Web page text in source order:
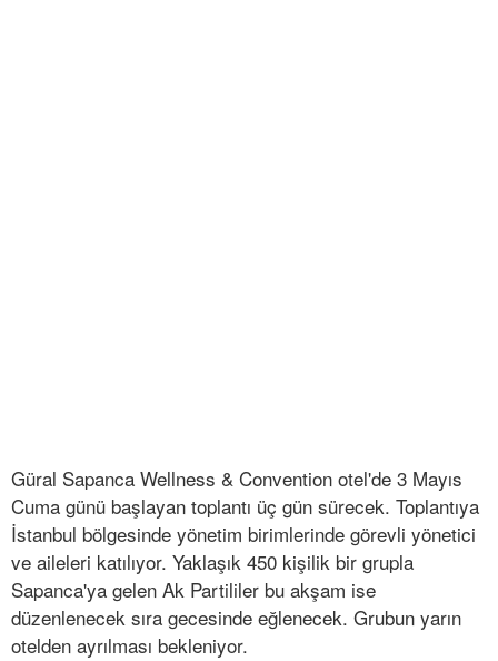
Güral Sapanca Wellness & Convention otel'de 3 Mayıs
Cuma günü başlayan toplantı üç gün sürecek. Toplantıya
İstanbul bölgesinde yönetim birimlerinde görevli yönetici
ve aileleri katılıyor. Yaklaşık 450 kişilik bir grupla
Sapanca'ya gelen Ak Partililer bu akşam ise
düzenlenecek sıra gecesinde eğlenecek. Grubun yarın
otelden ayrılması bekleniyor.